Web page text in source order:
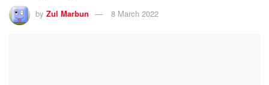
by Zul Marbun 8 March 2022